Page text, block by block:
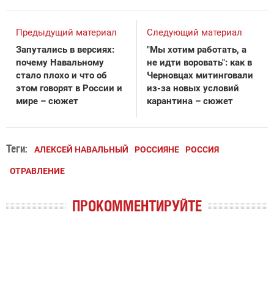
Предыдущий материал
Запутались в версиях:
почему Навальному
стало плохо и что об
этом говорят в России и
мире – сюжет
Следующий материал
"Мы хотим работать, а
не идти воровать": как в
Черновцах митинговали
из-за новых условий
карантина – сюжет
Теги: АЛЕКСЕЙ НАВАЛЬНЫЙ РОССИЯНЕ РОССИЯ
ОТРАВЛЕНИЕ
ПРОКОММЕНТИРУЙТЕ